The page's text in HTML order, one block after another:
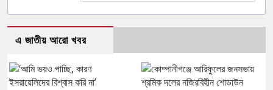
এ জাতীয় আরো খবর